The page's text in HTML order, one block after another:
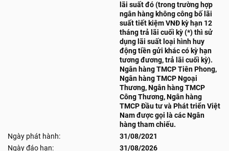
lãi suất đó (trong trường hợp
ngân hàng không công bố lãi
suất tiết kiệm VNĐ kỳ hạn 12
tháng trả lãi cuối kỳ (*) thì sử
dụng lãi suất loại hình huy
động tiền gửi khác có kỳ hạn
tương đương, trả lãi cuối kỳ).
Ngân hàng TMCP Tiên Phong,
Ngân hàng TMCP Ngoại
Thương, Ngân hàng TMCP
Công Thương, Ngân hàng
TMCP Đầu tư và Phát triển Việt
Nam được gọi là các Ngân
hàng tham chiếu.
Ngày phát hành:
31/08/2021
Ngày đáo hạn:
31/08/2026